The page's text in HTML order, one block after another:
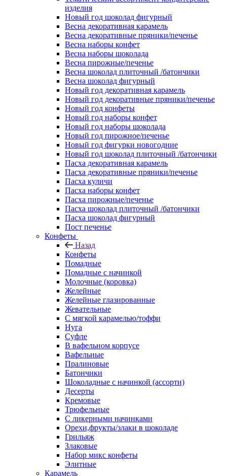
изделия
Новый год шоколад фигурный
Весна декоративная карамель
Весна декоративные пряники/печенье
Весна наборы конфет
Весна наборы шоколада
Весна пирожные/печенье
Весна шоколад плиточный /батончики
Весна шоколад фигурный
Новый год декоративная карамель
Новый год декоративные пряники/печенье
Новый год конфеты
Новый год наборы конфет
Новый год наборы шоколада
Новый год пирожное/печенье
Новый год фигурки новогодние
Новый год шоколад плиточный /батончики
Пасха декоративная карамель
Пасха декоративные пряники/печенье
Пасха куличи
Пасха наборы конфет
Пасха пирожные/печенье
Пасха шоколад плиточный /батончики
Пасха шоколад фигурный
Пост печенье
Конфеты
Назад
Конфеты
Помадные
Помадные с начинкой
Молочные (коровка)
Желейные
Желейные глазированные
Жевательные
С мягкой карамелью/тоффи
Нуга
Суфле
В вафельном корпусе
Вафельные
Пралиновые
Батончики
Шоколадные с начинкой (ассорти)
Десерты
Кремовые
Трюфельные
С ликерными начинками
Орехи,фрукты/злаки в шоколаде
Грильяж
Злаковые
Набор микс конфеты
Элитные
Карамель